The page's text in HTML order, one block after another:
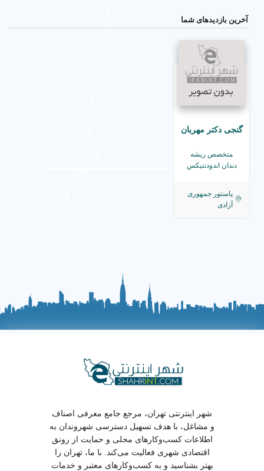
آخرین بازدیدهای شما
گنجی دکتر مهربان
متخصص ریشه
دندان اندودنتیکس
پاستور جمهوری
آزادی
شهر اینترنتی تهران، مرجع جامع معرفی اصناف
و مشاغل، با هدف تسهیل دسترسی شهروندان به
اطلاعات کسب‌وکارهای محلی و حمایت از رونق
اقتصادی شهری فعالیت می‌کند. با ما، تهران را
بهتر بشناسید و به کسب‌وکارهای معتبر و خدمات